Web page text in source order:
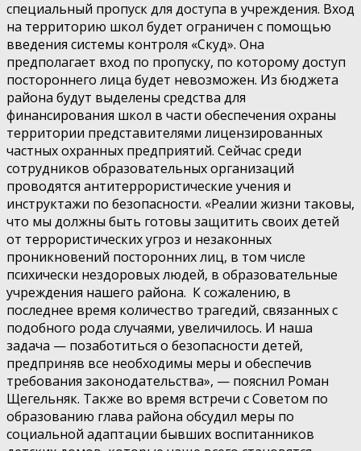
специальный пропуск для доступа в учреждения. Вход
на территорию школ будет ограничен с помощью
введения системы контроля «Скуд». Она
предполагает вход по пропуску, по которому доступ
постороннего лица будет невозможен. Из бюджета
района будут выделены средства для
финансирования школ в части обеспечения охраны
территории представителями лицензированных
частных охранных предприятий. Сейчас среди
сотрудников образовательных организаций
проводятся антитеррористические учения и
инструктажи по безопасности. «Реалии жизни таковы,
что мы должны быть готовы защитить своих детей
от террористических угроз и незаконных
проникновений посторонних лиц, в том числе
психически нездоровых людей, в образовательные
учреждения нашего района. К сожалению, в
последнее время количество трагедий, связанных с
подобного рода случаями, увеличилось. И наша
задача — позаботиться о безопасности детей,
предприняв все необходимы меры и обеспечив
требования законодательства», — пояснил Роман
Щегельняк. Также во время встречи с Советом по
образованию глава района обсудил меры по
социальной адаптации бывших воспитанников